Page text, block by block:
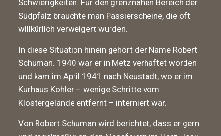
Schwierigkeiten. Für den grenznahen Bereich der
Südpfalz brauchte man Passierscheine, die oft
willkürlich verweigert wurden.
In diese Situation hinein gehört der Name Robert
Schuman. 1940 war er in Metz verhaftet worden
und kam im April 1941 nach Neustadt, wo er im
Kurhaus Kohler – wenige Schritte vom
Klostergelände entfernt – interniert war.
Von Robert Schuman wird berichtet, dass er gern